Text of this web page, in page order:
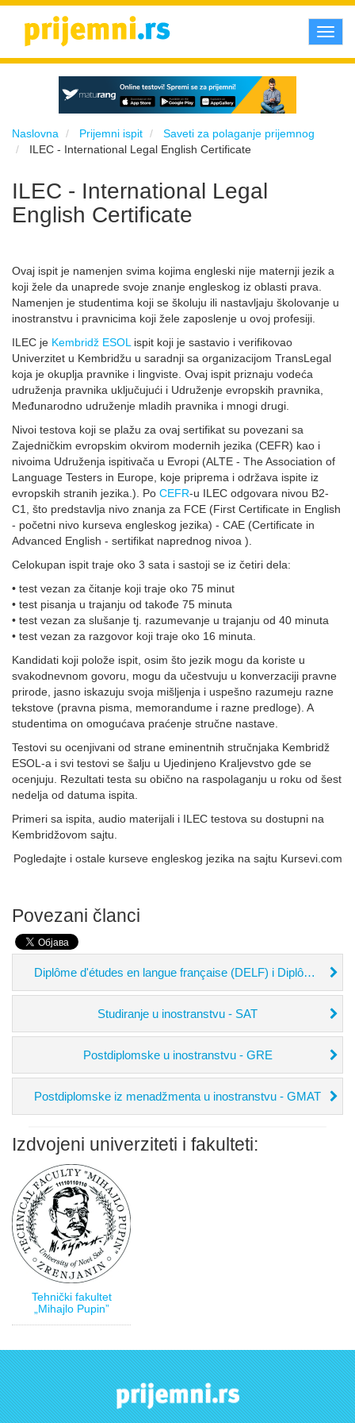
Naslovna Prijemni ispit
Saveti za polaganje prijemnog
ILEC - International Legal English Certificate
ILEC - International Legal
English Certificate
Ovaj ispit je namenjen svima kojima engleski nije maternji jezik a
koji žele da unaprede svoje znanje engleskog iz oblasti prava.
Namenjen je studentima koji se školuju ili nastavljaju školovanje u
inostranstvu i pravnicima koji žele zaposlenje u ovoj profesiji.
ILEC je Kembridž ESOL ispit koji je sastavio i verifikovao
Univerzitet u Kembridžu u saradnji sa organizacijom TransLegal
koja je okuplja pravnike i lingviste. Ovaj ispit priznaju vodeća
udruženja pravnika uključujući i Udruženje evropskih pravnika,
Međunarodno udruženje mladih pravnika i mnogi drugi.
Nivoi testova koji se plažu za ovaj sertifikat su povezani sa
Zajedničkim evropskim okvirom modernih jezika (CEFR) kao i
nivoima Udruženja ispitivača u Evropi (ALTE - The Association of
Language Testers in Europe, koje priprema i održava ispite iz
evropskih stranih jezika.). Po CEFR-u ILEC odgovara nivou B2-
C1, što predstavlja nivo znanja za FCE (First Certificate in English
- početni nivo kurseva engleskog jezika) - CAE (Certificate in
Advanced English - sertifikat naprednog nivoa ).
Celokupan ispit traje oko 3 sata i sastoji se iz četiri dela:
• test vezan za čitanje koji traje oko 75 minut
• test pisanja u trajanju od takođe 75 minuta
• test vezan za slušanje tj. razumevanje u trajanju od 40 minuta
• test vezan za razgovor koji traje oko 16 minuta.
Kandidati koji polože ispit, osim što jezik mogu da koriste u
svakodnevnom govoru, mogu da učestvuju u konverzaciji pravne
prirode, jasno iskazuju svoja mišljenja i uspešno razumeju razne
tekstove (pravna pisma, memorandume i razne predloge). A
studentima on omogućava praćenje stručne nastave.
Testovi su ocenjivani od strane eminentnih stručnjaka Kembridž
ESOL-a i svi testovi se šalju u Ujedinjeno Kraljevstvo gde se
ocenjuju. Rezultati testa su obično na raspolaganju u roku od šest
nedelja od datuma ispita.
Primeri sa ispita, audio materijali i ILEC testova su dostupni na
Kembridžovom sajtu.
Pogledajte i ostale kurseve engleskog jezika na sajtu Kursevi.com
Povezani članci
Diplôme d'études en langue française (DELF) i Diplôme approfondi en langue française (DALF)
Studiranje u inostranstvu - SAT
Postdiplomske u inostranstvu - GRE
Postdiplomske iz menadžmenta u inostranstvu - GMAT
Izdvojeni univerziteti i fakulteti:
Tehnički fakultet
„Mihajlo Pupin”